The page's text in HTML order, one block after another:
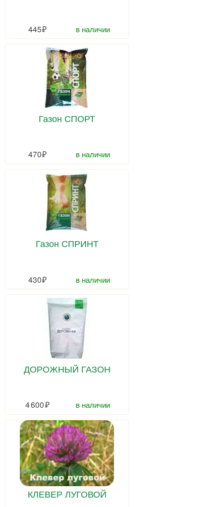
445 в наличии
Газон СПОРТ
470 в наличии
Газон СПРИНТ
430 в наличии
ДОРОЖНЫЙ ГАЗОН
4 600 в наличии
КЛЕВЕР ЛУГОВОЙ